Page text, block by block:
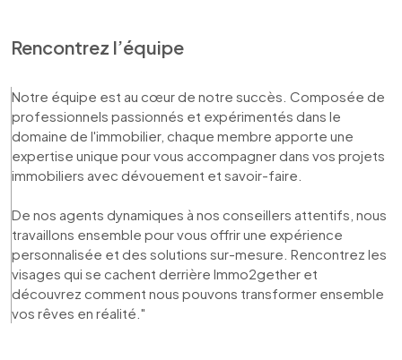
Rencontrez l’équipe
Notre équipe est au cœur de notre succès. Composée de
professionnels passionnés et expérimentés dans le
domaine de l'immobilier, chaque membre apporte une
expertise unique pour vous accompagner dans vos projets
immobiliers avec dévouement et savoir-faire.
De nos agents dynamiques à nos conseillers attentifs, nous
travaillons ensemble pour vous offrir une expérience
personnalisée et des solutions sur-mesure. Rencontrez les
visages qui se cachent derrière Immo2gether et
découvrez comment nous pouvons transformer ensemble
vos rêves en réalité."